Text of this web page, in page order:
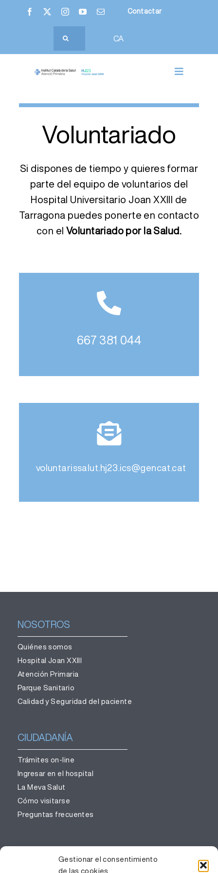
Gestionar el consentimiento
de las cookies
Contactar
CA
Toggle
Nosotros
Hospital Joan XXIII
Ciudadanía
Profesionales
Voluntariado
Si dispones de tiempo y quieres formar
parte del equipo de voluntarios del
Hospital Universitario Joan XXIII de
Tarragona puedes ponerte en contacto
con elVoluntariado por la Salud.
667 381 044
voluntarissalut.hj23.ics@gencat.cat
NOSOTROS
Quiénes somos
Hospital Joan XXIII
Atención Primaria
Parque Sanitario
Calidad y Seguridad del paciente
CIUDADANÍA
Trámites on-line
Ingresar en el hospital
La Meva Salut
Cómo visitarse
Preguntas frecuentes